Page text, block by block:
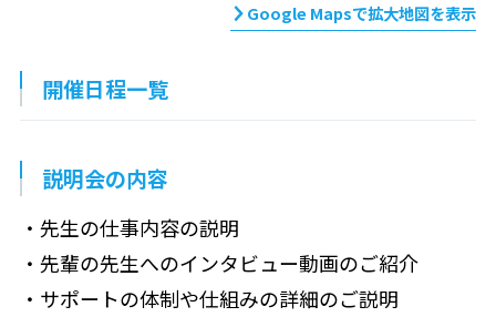
Google Mapsで拡大地図を表示
開催日程一覧
説明会の内容
・先生の仕事内容の説明
・先輩の先生へのインタビュー動画のご紹介
・サポートの体制や仕組みの詳細のご説明